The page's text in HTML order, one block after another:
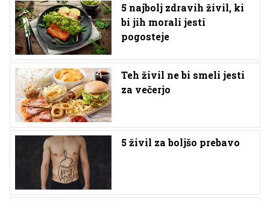
5 najbolj zdravih živil, ki
bi jih morali jesti
pogosteje
Teh živil ne bi smeli jesti
za večerjo
5 živil za boljšo prebavo